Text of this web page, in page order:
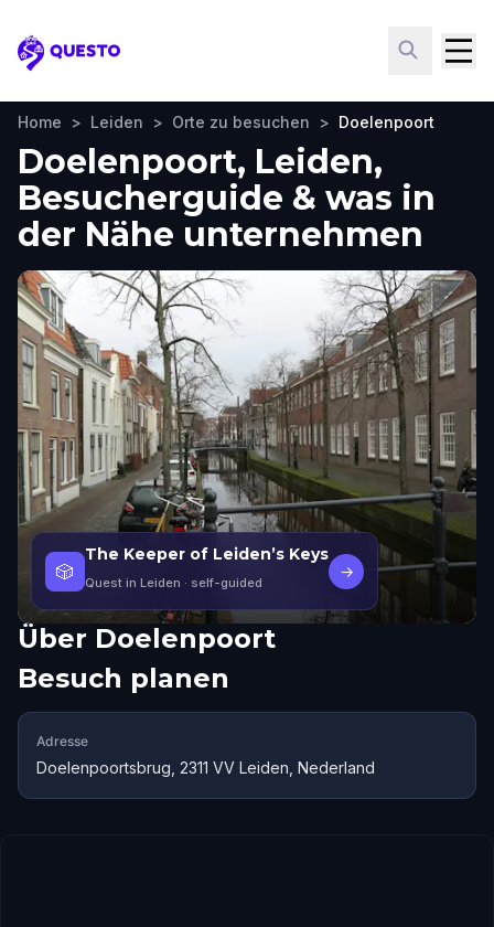
Questo
Home > Leiden > Orte zu besuchen > Doelenpoort
Doelenpoort, Leiden,
Besucherguide & was in
der Nähe unternehmen
🎲
The Keeper of Leiden’s Keys
Quest in Leiden · self-guided
→
Über Doelenpoort
Besuch planen
Adresse
Doelenpoortsbrug, 2311 VV Leiden, Nederland